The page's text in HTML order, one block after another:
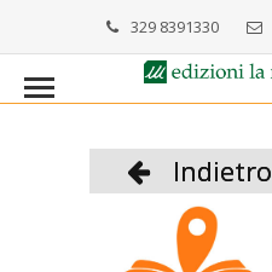
329 8391330
Indietro